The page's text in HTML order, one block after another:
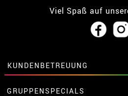
Viel Spaß auf
KUNDENBETREUUNG
• Über uns
GRUPPENSPECIALS